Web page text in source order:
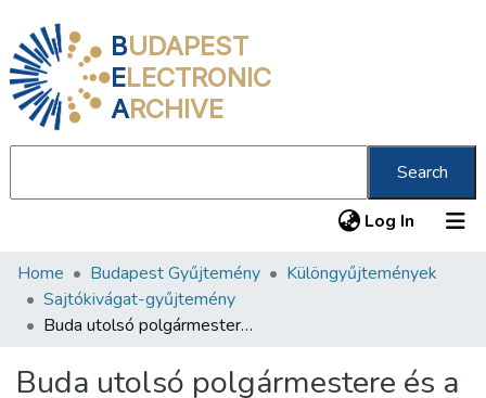
BUDAPEST
ELECTRONIC
ARCHIVE
Search
Log In (current)
Communities & Collections
All of DSpace
Home Budapest Gyűjtemény
Különgyűjtemények
Sajtókivágat-gyűjtemény
Buda utolsó polgármestere és a pesti Karpfensteinok
Buda utolsó polgármestere és a